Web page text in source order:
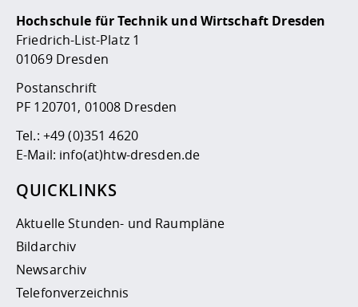
Hochschule für Technik und Wirtschaft Dresden
Friedrich-List-Platz 1
01069 Dresden
Postanschrift
PF 120701, 01008 Dresden
Tel.: +49 (0)351 4620
E-Mail: info(at)htw-dresden.de
QUICKLINKS
Aktuelle Stunden- und Raumpläne
Bildarchiv
Newsarchiv
Telefonverzeichnis